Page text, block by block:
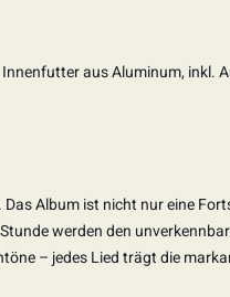
aus Aluminum, inkl.
Album ist nicht nur eine
werden den
– jedes Lied trägt die